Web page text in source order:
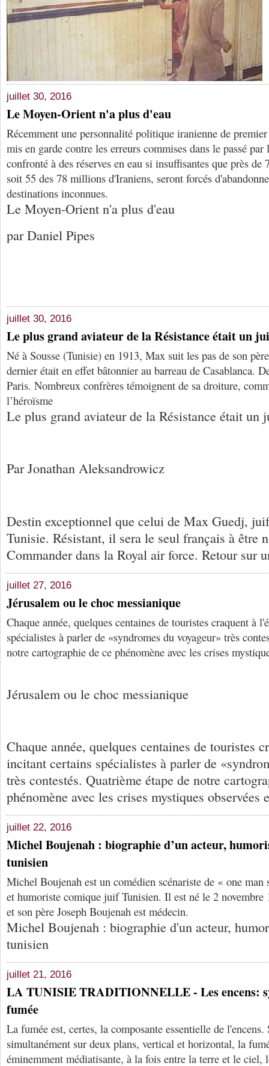
juillet 30, 2016
Le Moyen-Orient n'a plus d'eau
Récemment une personnalité politique iranienne de
mis en garde contre les erreurs commises dans le passé
confronté à des réserves en eau si insuffisantes que près
soit 55 des 78 millions d'Iraniens, seront forcés
destinations inconnues.
Le Moyen-Orient n'a plus d'eau
par Daniel Pipes
juillet 30, 2016
Le plus grand aviateur de la Résistance était un
Né à Sousse (Tunisie) en 1913, Max suit les pas de son
dernier était en effet bâtonnier au barreau de Casablanca.
Paris. Nombreux confrères témoignent de sa droiture,
l’héroïsme
Le plus grand aviateur de la Résistance était un
Par Jonathan Aleksandrowicz
Destin exceptionnel que celui de Max Guedj,
Tunisie. Résistant, il sera le seul français à être
Commander dans la Royal air force. Retour sur
juillet 27, 2016
Jérusalem ou le choc messianique
Chaque année, quelques centaines de touristes craquent à
spécialistes à parler de «syndromes du voyageur» très
notre cartographie de ce phénomène avec les crises
Jérusalem ou le choc messianique
Chaque année, quelques centaines de touristes
incitant certains spécialistes à parler de
très contestés. Quatrième étape de notre
phénomène avec les crises mystiques observées
juillet 22, 2016
Michel Boujenah : biographie d’un acteur,
tunisien
Michel Boujenah est un comédien scénariste de « one man
et humoriste comique juif Tunisien. Il est né le 2 novembre
et son père Joseph Boujenah est médecin.
Michel Boujenah : biographie d'un acteur,
tunisien
juillet 21, 2016
LA TUNISIE TRADITIONNELLE - Les encens:
fumée
La fumée est, certes, la composante essentielle de l'encens.
simultanément sur deux plans, vertical et horizontal, la
éminemment médiatisante, à la fois entre la terre et le ciel,